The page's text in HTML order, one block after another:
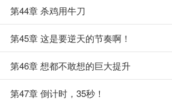
第44章 杀鸡用牛刀
第45章 这是要逆天的节奏啊！
第46章 想都不敢想的巨大提升
第47章 倒计时，35秒！